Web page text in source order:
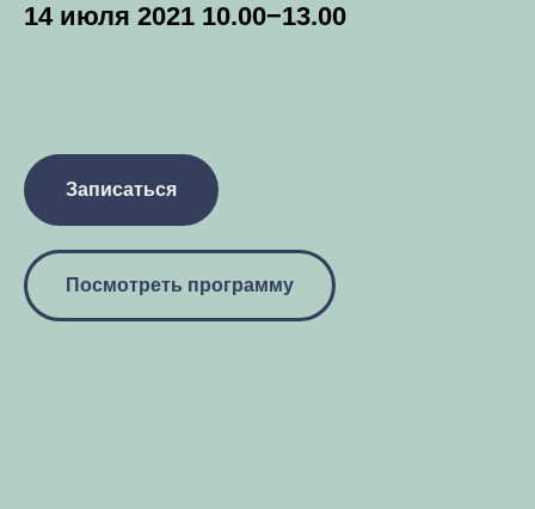
14 июля 2021 10.00−13.00
Записаться
Посмотреть программу